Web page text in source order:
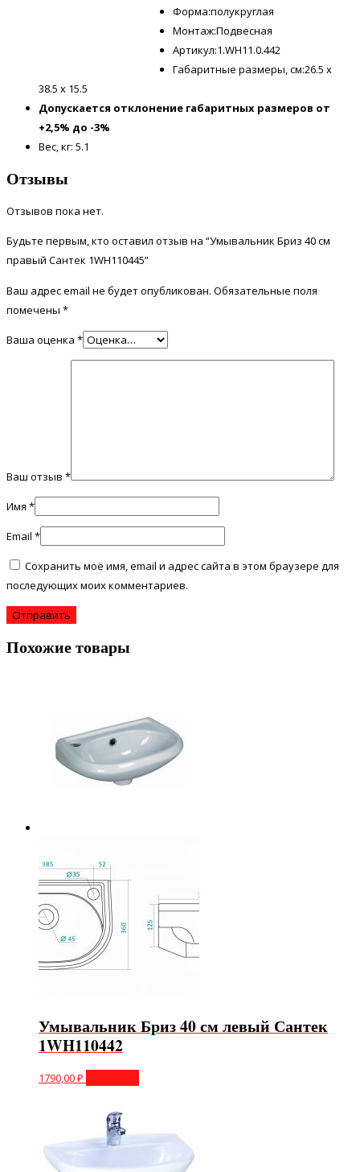
Форма:полукруглая
Монтаж:Подвесная
Артикул:1.WH11.0.442
Габаритные размеры, см:26.5 x
38.5 x 15.5
Допускается отклонение габаритных размеров от
+2,5% до -3%
Вес, кг: 5.1
Отзывы
Отзывов пока нет.
Будьте первым, кто оставил отзыв на “Умывальник Бриз 40 см
правый Сантек 1WH110445”
Ваш адрес email не будет опубликован. Обязательные поля
помечены *
Ваша оценка *
Ваш отзыв *
Имя *
Email *
Сохранить моё имя, email и адрес сайта в этом браузере для
последующих моих комментариев.
Похожие товары
Умывальник Бриз 40 см левый Сантек
1WH110442
1790,00₽